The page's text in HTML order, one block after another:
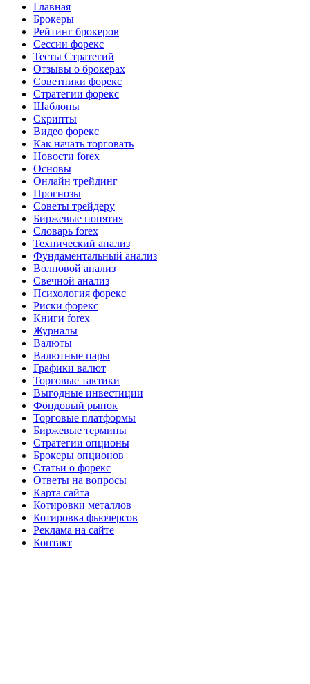
Главная
Брокеры
Рейтинг брокеров
Сессии форекс
Тесты Стратегий
Отзывы о брокерах
Советники форекс
Стратегии форекс
Шаблоны
Скрипты
Видео форекс
Как начать торговать
Новости forex
Основы
Онлайн трейдинг
Прогнозы
Советы трейдеру
Биржевые понятия
Словарь forex
Технический анализ
Фундаментальный анализ
Волновой анализ
Свечной анализ
Психология форекс
Риски форекс
Книги forex
Журналы
Валюты
Валютные пары
Графики валют
Торговые тактики
Выгодные инвестиции
Фондовый рынок
Торговые платформы
Биржевые термины
Стратегии опционы
Брокеры опционов
Статьи о форекс
Ответы на вопросы
Карта сайта
Котировки металлов
Котировка фьючерсов
Реклама на сайте
Контакт